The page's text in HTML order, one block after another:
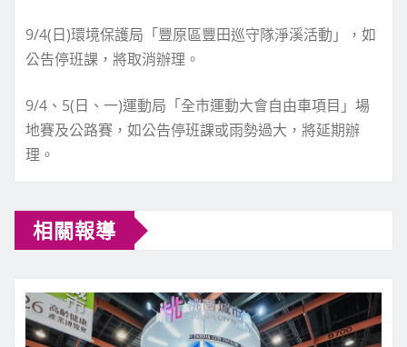
9/4(日)環境保護局「豐原區豐田巡守隊淨溪活動」，如
公告停班課，將取消辦理。
9/4、5(日、一)運動局「全市運動大會自由車項目」場
地賽及公路賽，如公告停班課或雨勢過大，將延期辦
理。
相關報導